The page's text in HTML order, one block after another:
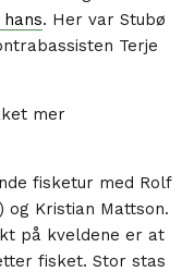
. Her var Stubø
Terje
mer
fisketur med Rolf
og Kristian Mattson.
på kveldene er at
fisket. Stor stas